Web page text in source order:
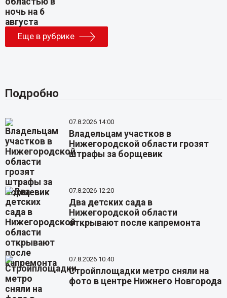
Еще в рубрике
Подробно
07.8.2026 14:00
Владельцам участков в
Нижегородской области грозят
штрафы за борщевик
07.8.2026 12:20
Два детских сада в
Нижегородской области
открывают после капремонта
07.8.2026 10:40
Стройплощадки метро сняли на
фото в центре Нижнего Новгорода